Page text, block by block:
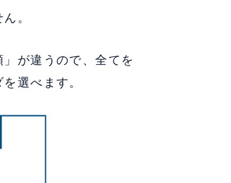
。
が違うので、全てを
選べます。